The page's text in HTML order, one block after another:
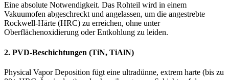
Eine absolute Notwendigkeit. Das Rohteil wird in einem
Vakuumofen abgeschreckt und angelassen, um die angestrebte
Rockwell-Härte (HRC) zu erreichen, ohne unter
Oberflächenoxidierung oder Entkohlung zu leiden.
2. PVD-Beschichtungen (TiN, TiAlN)
Physical Vapor Deposition fügt eine ultradünne, extrem harte (bis zu